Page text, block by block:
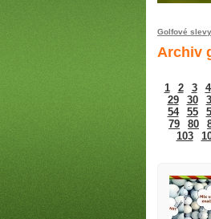
Golfové
Golfové slevy
Archiv
1 2 3 4
29
30
54
55
79
80
103